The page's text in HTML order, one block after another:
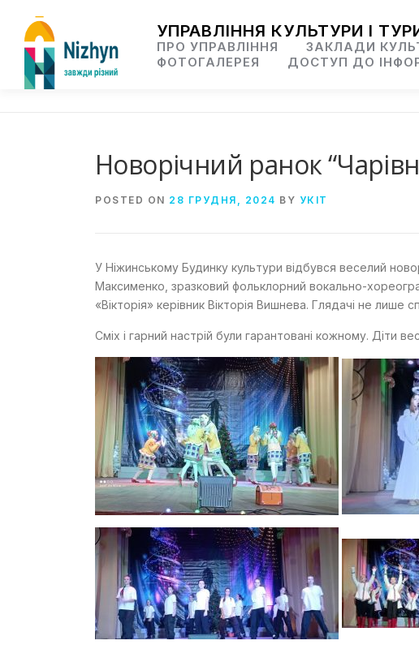
content
УПРАВЛІННЯ КУЛЬТУРИ І
ПРО УПРАВЛІННЯ ЗАКЛАДИ
ФОТОГАЛЕРЕЯ
ДОСТУП ДО
Новорічний ранок
POSTED ON 28 ГРУДНЯ, 2024 BY УКІТ
У Ніжинському Будинку культури відбувся веселий
Максименко, зразковий фольклорний вокально-
«Вікторія» керівник Вікторія Вишнева. Глядачі не лише
Сміх і гарний настрій були гарантовані кожному. Діти